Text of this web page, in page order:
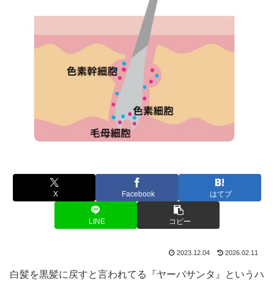
X Facebook はてブ
LINE コピー
2023.12.04 2026.02.11
白髪を黒髪に戻すと言われてる『ヤーバサンタ』というハ